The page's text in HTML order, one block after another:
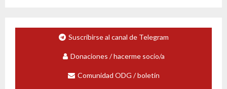
Suscribirse al canal de Telegram
Donaciones / hacerme socio/a
Comunidad ODG / boletín